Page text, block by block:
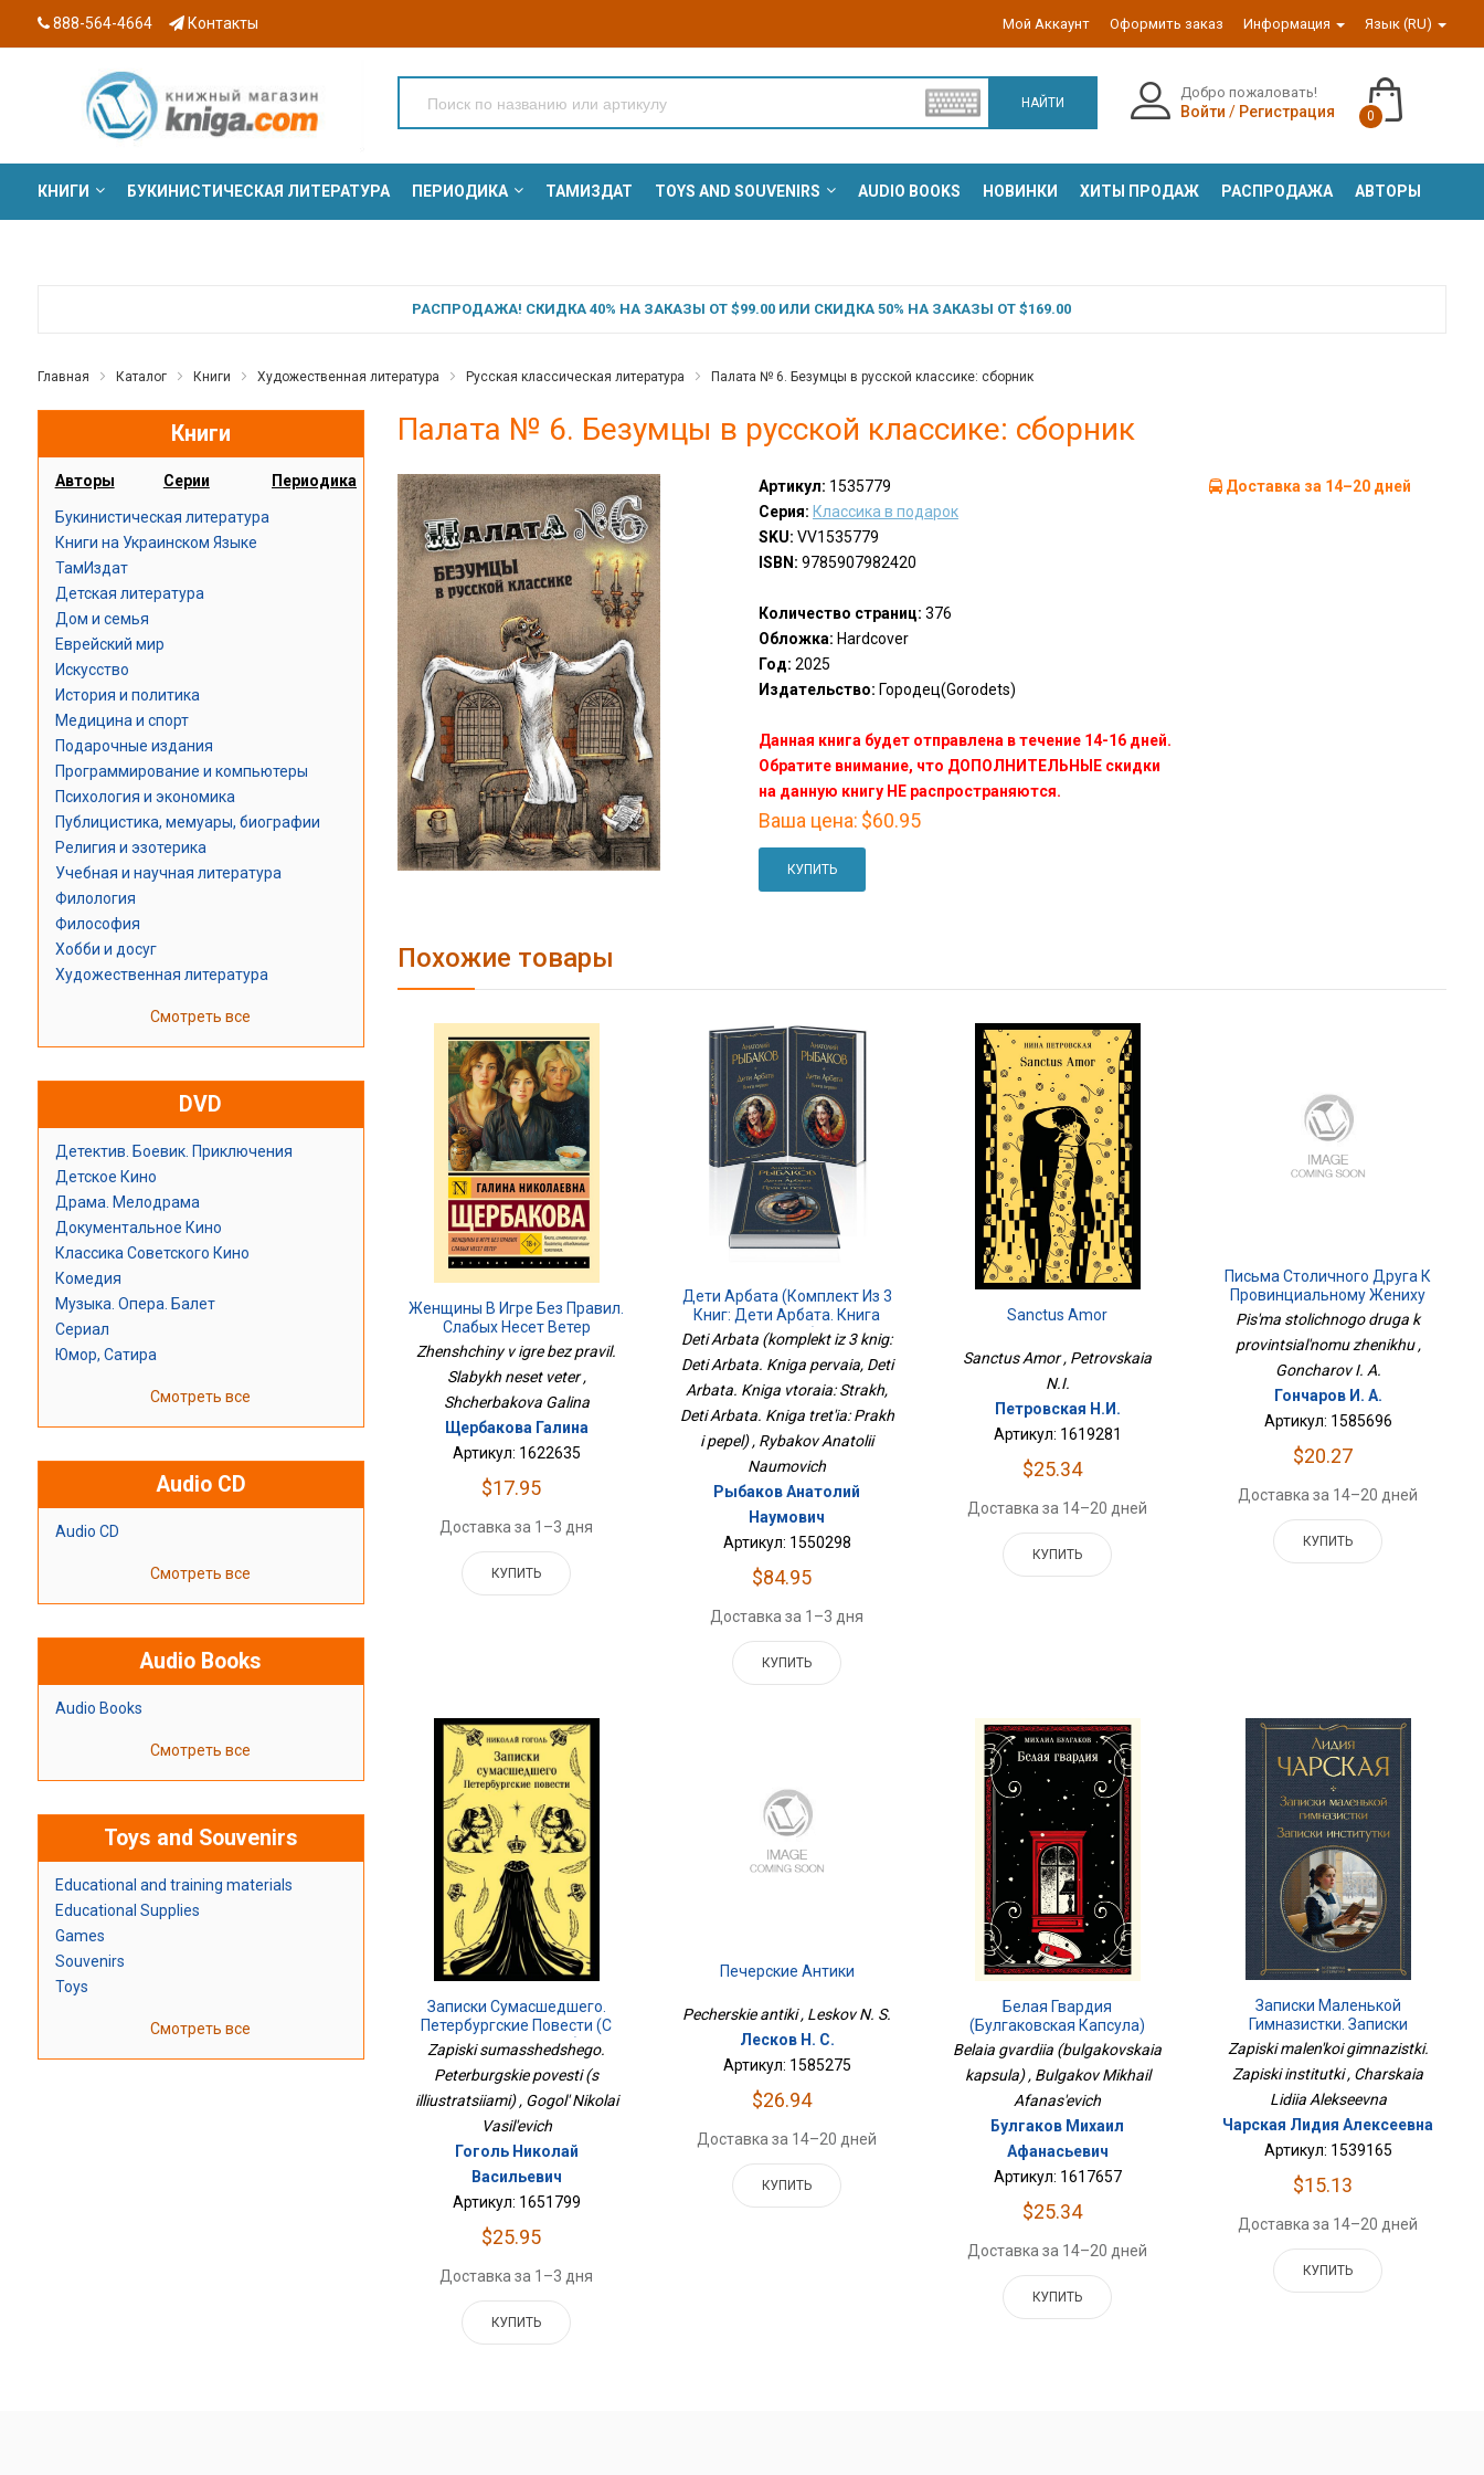
888-564-4664 Контакты Мой Аккаунт Оформить заказ Информация Язык (RU)
НАЙТИ
Добро пожаловать!
Войти / Регистрация 0
КНИГИ БУКИНИСТИЧЕСКАЯ ЛИТЕРАТУРА ПЕРИОДИКА ТАМИЗДАТ TOYS AND SOUVENIRS AUDIO BOOKS НОВИНКИ ХИТЫ ПРОДАЖ РАСПРОДАЖА АВТОРЫ
РАСПРОДАЖА! СКИДКА 40% НА ЗАКАЗЫ ОТ $99.00 ИЛИ СКИДКА 50% НА ЗАКАЗЫ ОТ $169.00
Главная Каталог Книги Художественная литература Русская классическая литература Палата № 6. Безумцы в русской классике: сборник
Книги
Авторы Серии Периодика
Букинистическая литература
Книги на Украинском Языке
ТамИздат
Детская литература
Дом и семья
Еврейский мир
Искусство
История и политика
Медицина и спорт
Подарочные издания
Программирование и компьютеры
Психология и экономика
Публицистика, мемуары, биографии
Религия и эзотерика
Учебная и научная литература
Филология
Философия
Хобби и досуг
Художественная литература
Смотреть все
DVD
Детектив. Боевик. Приключения
Детское Кино
Драма. Мелодрама
Документальное Кино
Классика Советского Кино
Комедия
Музыка. Опера. Балет
Сериал
Юмор, Сатира
Смотреть все
Audio CD
Audio CD
Смотреть все
Audio Books
Audio Books
Смотреть все
Toys and Souvenirs
Educational and training materials
Educational Supplies
Games
Souvenirs
Toys
Смотреть все
Палата № 6. Безумцы в русской классике: сборник
Артикул: 1535779
Серия: Классика в подарок
SKU: VV1535779
ISBN: 9785907982420
Количество страниц: 376
Обложка: Hardcover
Год: 2025
Издательство: Городец(Gorodets)
Данная книга будет отправлена в течение 14-16 дней.
Обратите внимание, что ДОПОЛНИТЕЛЬНЫЕ скидки
на данную книгу НЕ распространяются.
Ваша цена: $60.95
КУПИТЬ
Доставка за 14–20 дней
Похожие товары
Женщины В Игре Без Правил.
Слабых Несет Ветер
Zhenshchiny v igre bez pravil.
Slabykh neset veter ,
Shcherbakova Galina
Щербакова Галина
Артикул: 1622635
$17.95
Доставка за 1–3 дня
КУПИТЬ
Дети Арбата (комплект Из 3
Книг: Дети Арбата. Книга
Первая, Дети Арбата. Книга
Вторая: Страх, Дети Арбата.
Книга Третья: Прах И Пепел)
Deti Arbata (komplekt iz 3 knig:
Deti Arbata. Kniga pervaia, Deti
Arbata. Kniga vtoraia: Strakh,
Deti Arbata. Kniga tret'ia: Prakh
i pepel) , Rybakov Anatolii
Naumovich
Рыбаков Анатолий
Наумович
Артикул: 1550298
$84.95
Доставка за 1–3 дня
КУПИТЬ
Sanctus Amor
Sanctus Amor , Petrovskaia
N.I.
Петровская Н.И.
Артикул: 1619281
$25.34
Доставка за 14–20 дней
КУПИТЬ
Письма Столичного Друга К
Провинциальному Жениху
Pis'ma stolichnogo druga k
provintsial'nomu zhenikhu ,
Goncharov I. A.
Гончаров И. А.
Артикул: 1585696
$20.27
Доставка за 14–20 дней
КУПИТЬ
Записки Сумасшедшего.
Петербургские Повести (с
Иллюстрациями)
Zapiski sumasshedshego.
Peterburgskie povesti (s
illiustratsiiami) , Gogol' Nikolai
Vasil'evich
Гоголь Николай
Васильевич
Артикул: 1651799
$25.95
Доставка за 1–3 дня
КУПИТЬ
Печерские Антики
Pecherskie antiki , Leskov N. S.
Лесков Н. С.
Артикул: 1585275
$26.94
Доставка за 14–20 дней
КУПИТЬ
Белая Гвардия
(булгаковская Капсула)
Belaia gvardiia (bulgakovskaia
kapsula) , Bulgakov Mikhail
Afanas'evich
Булгаков Михаил
Афанасьевич
Артикул: 1617657
$25.34
Доставка за 14–20 дней
КУПИТЬ
Записки Маленькой
Гимназистки. Записки
Институтки
Zapiski malen'koi gimnazistki.
Zapiski institutki , Charskaia
Lidiia Alekseevna
Чарская Лидия Алексеевна
Артикул: 1539165
$15.13
Доставка за 14–20 дней
КУПИТЬ